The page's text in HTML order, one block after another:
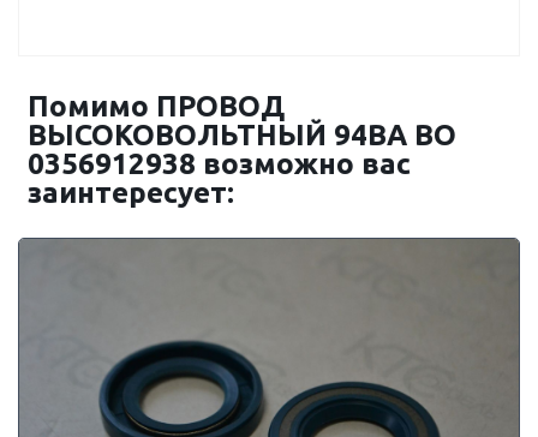
Помимо ПРОВОД
ВЫСОКОВОЛЬТНЫЙ 94BA BO
0356912938 возможно вас
заинтересует: